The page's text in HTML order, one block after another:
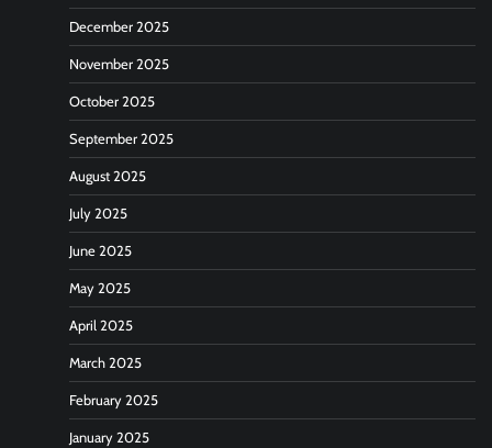
December 2025
November 2025
October 2025
September 2025
August 2025
July 2025
June 2025
May 2025
April 2025
March 2025
February 2025
January 2025